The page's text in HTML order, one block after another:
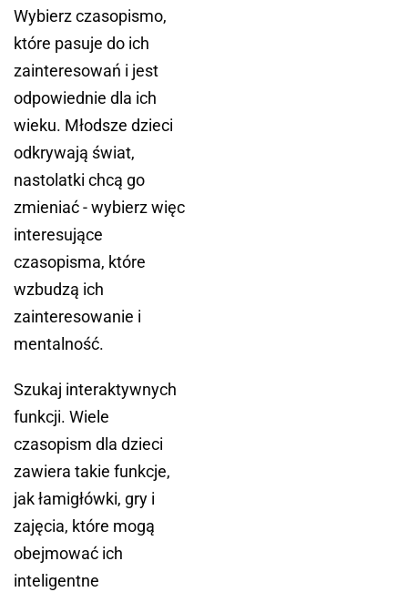
Wybierz czasopismo,
które pasuje do ich
zainteresowań i jest
odpowiednie dla ich
wieku. Młodsze dzieci
odkrywają świat,
nastolatki chcą go
zmieniać - wybierz więc
interesujące
czasopisma, które
wzbudzą ich
zainteresowanie i
mentalność.
Szukaj interaktywnych
funkcji. Wiele
czasopism dla dzieci
zawiera takie funkcje,
jak łamigłówki, gry i
zajęcia, które mogą
obejmować ich
inteligentne